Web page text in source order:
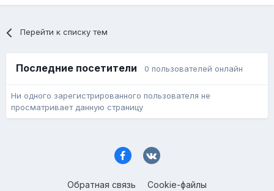
Перейти к списку тем
Последние посетители 0 пользователей онлайн
Ни одного зарегистрированного пользователя не
просматривает данную страницу
Обратная связь Cookie-файлы